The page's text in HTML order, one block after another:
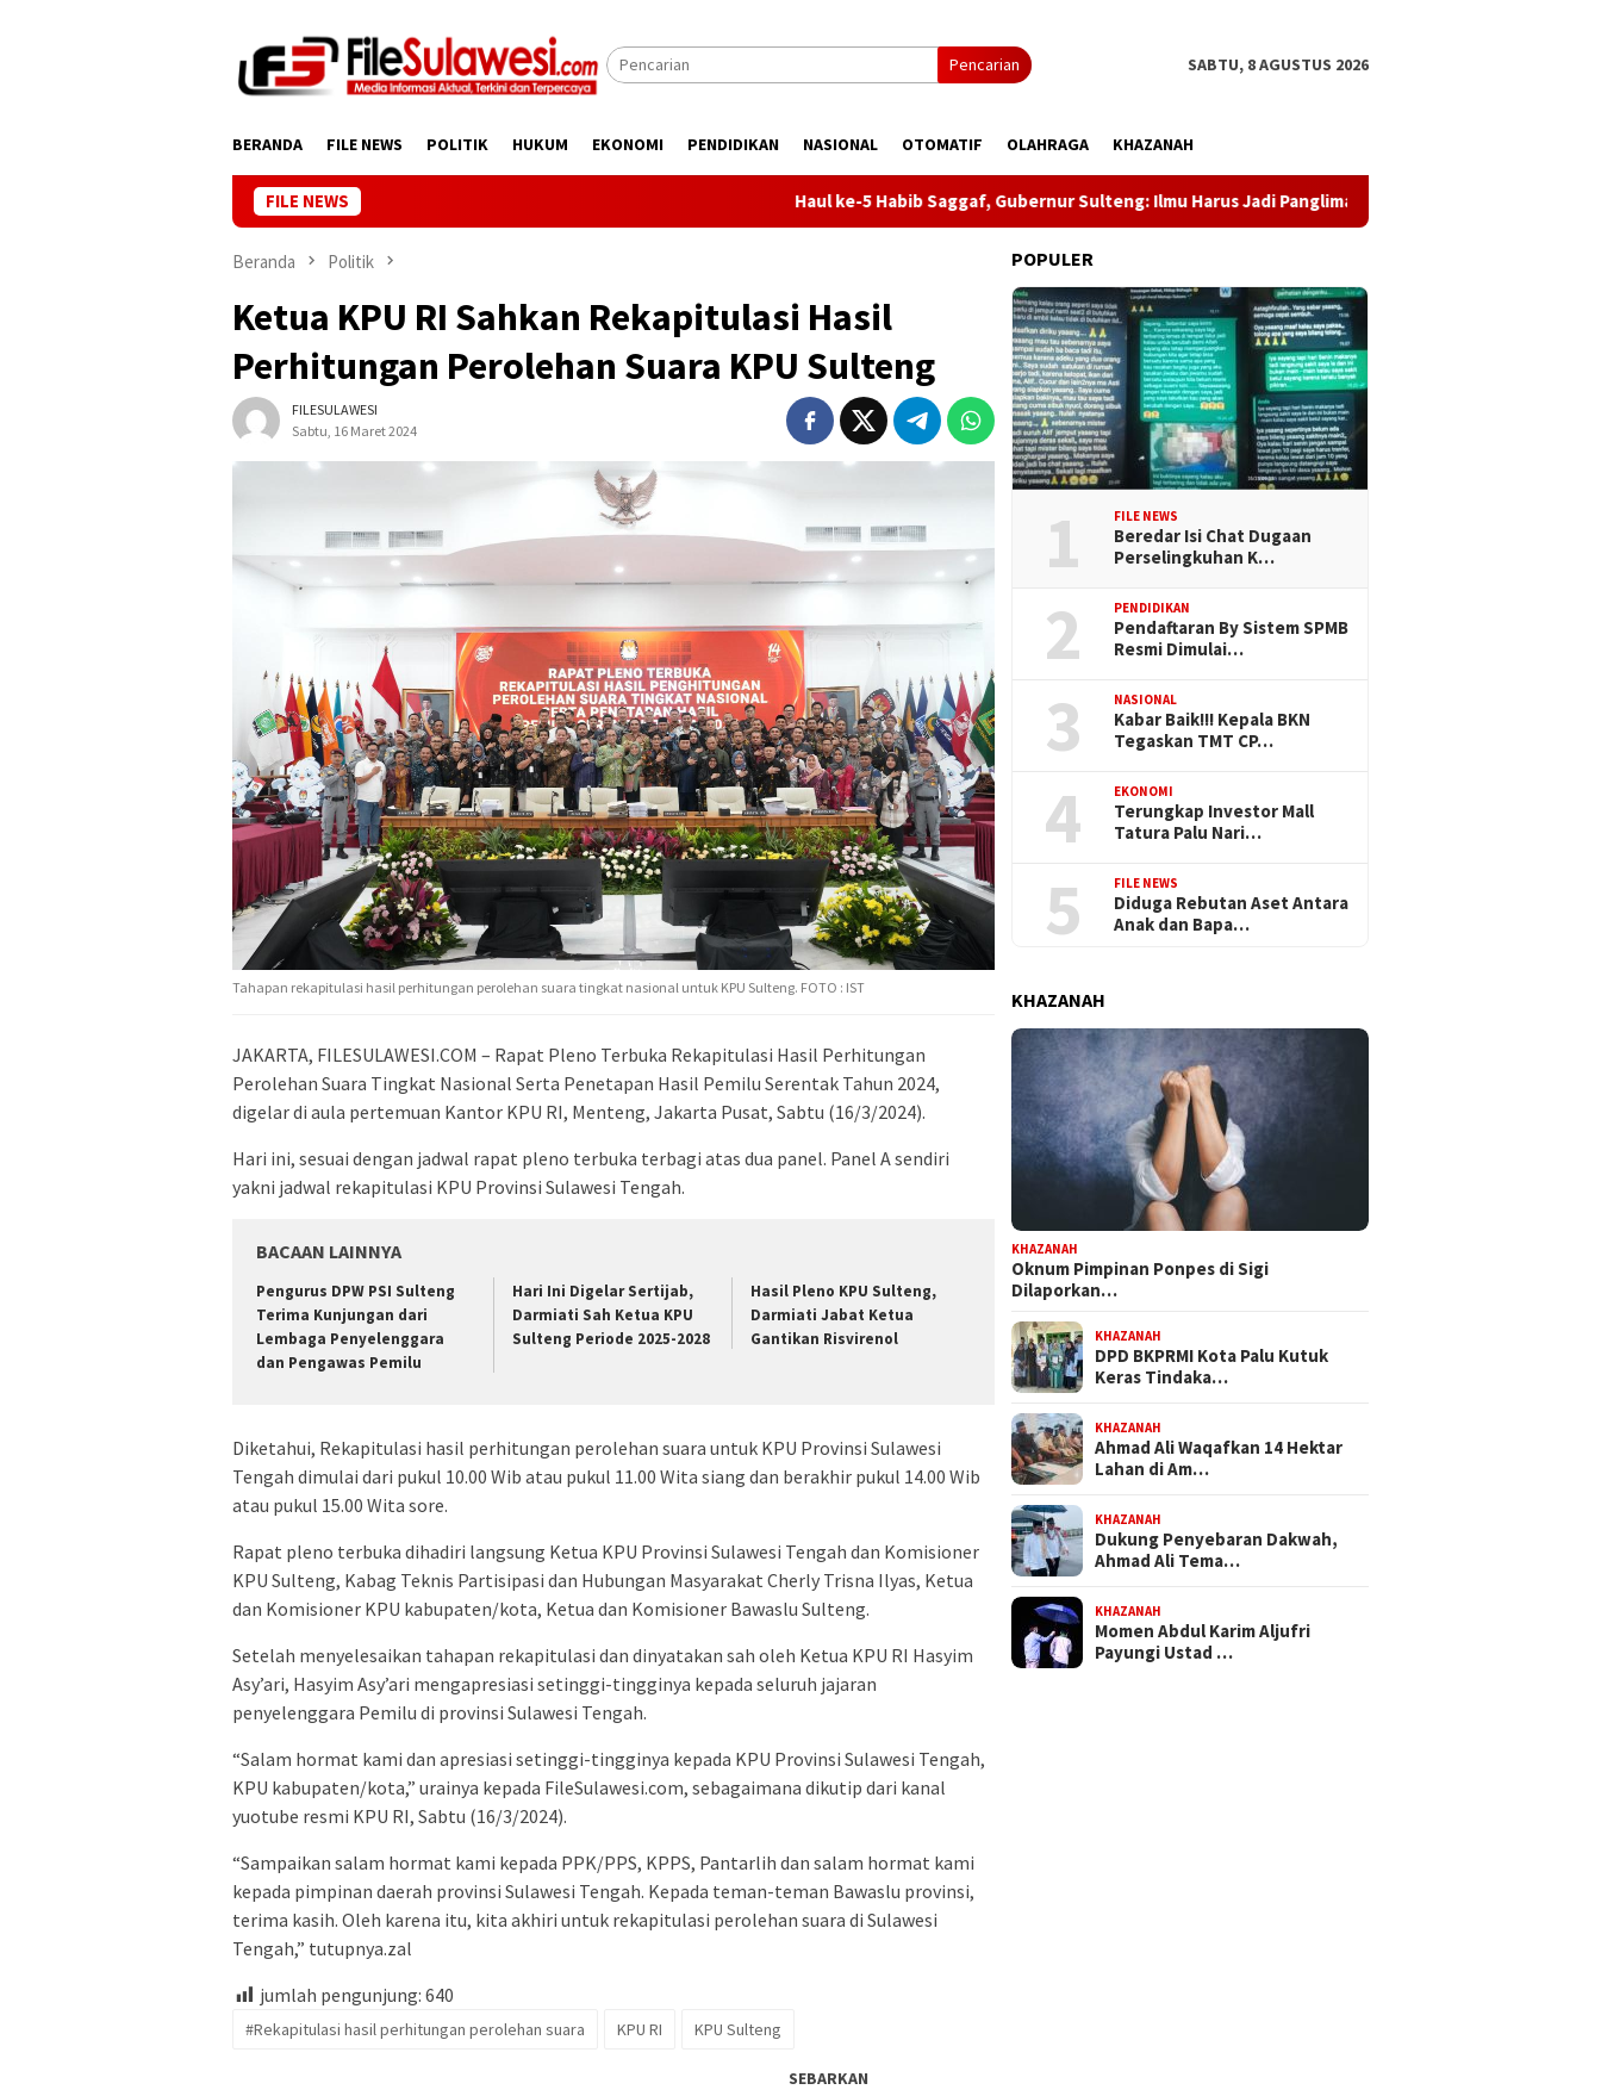
Pencarian SABTU, 8 AGUSTUS 2026
BERANDA FILE NEWS POLITIK HUKUM EKONOMI PENDIDIKAN NASIONAL OTOMATIF OLAHRAGA KHAZANAH
FILE NEWS Haul ke-5 Habib Saggaf, Gubernur Sulteng: Ilmu Harus Jadi Panglima Kehidupan
Beranda Politik
Ketua KPU RI Sahkan Rekapitulasi Hasil
Perhitungan Perolehan Suara KPU Sulteng
FILESULAWESI
Sabtu, 16 Maret 2024
Tahapan rekapitulasi hasil perhitungan perolehan suara tingkat nasional untuk KPU Sulteng. FOTO : IST
JAKARTA, FILESULAWESI.COM – Rapat Pleno Terbuka Rekapitulasi Hasil Perhitungan
Perolehan Suara Tingkat Nasional Serta Penetapan Hasil Pemilu Serentak Tahun 2024,
digelar di aula pertemuan Kantor KPU RI, Menteng, Jakarta Pusat, Sabtu (16/3/2024).
Hari ini, sesuai dengan jadwal rapat pleno terbuka terbagi atas dua panel. Panel A sendiri
yakni jadwal rekapitulasi KPU Provinsi Sulawesi Tengah.
BACAAN LAINNYA
Pengurus DPW PSI Sulteng
Terima Kunjungan dari
Lembaga Penyelenggara
dan Pengawas Pemilu
Hari Ini Digelar Sertijab,
Darmiati Sah Ketua KPU
Sulteng Periode 2025-2028
Hasil Pleno KPU Sulteng,
Darmiati Jabat Ketua
Gantikan Risvirenol
Diketahui, Rekapitulasi hasil perhitungan perolehan suara untuk KPU Provinsi Sulawesi
Tengah dimulai dari pukul 10.00 Wib atau pukul 11.00 Wita siang dan berakhir pukul 14.00 Wib
atau pukul 15.00 Wita sore.
Rapat pleno terbuka dihadiri langsung Ketua KPU Provinsi Sulawesi Tengah dan Komisioner
KPU Sulteng, Kabag Teknis Partisipasi dan Hubungan Masyarakat Cherly Trisna Ilyas, Ketua
dan Komisioner KPU kabupaten/kota, Ketua dan Komisioner Bawaslu Sulteng.
Setelah menyelesaikan tahapan rekapitulasi dan dinyatakan sah oleh Ketua KPU RI Hasyim
Asy’ari, Hasyim Asy’ari mengapresiasi setinggi-tingginya kepada seluruh jajaran
penyelenggara Pemilu di provinsi Sulawesi Tengah.
“Salam hormat kami dan apresiasi setinggi-tingginya kepada KPU Provinsi Sulawesi Tengah,
KPU kabupaten/kota,” urainya kepada FileSulawesi.com, sebagaimana dikutip dari kanal
yuotube resmi KPU RI, Sabtu (16/3/2024).
“Sampaikan salam hormat kami kepada PPK/PPS, KPPS, Pantarlih dan salam hormat kami
kepada pimpinan daerah provinsi Sulawesi Tengah. Kepada teman-teman Bawaslu provinsi,
terima kasih. Oleh karena itu, kita akhiri untuk rekapitulasi perolehan suara di Sulawesi
Tengah,” tutupnya.zal
jumlah pengunjung: 640
#Rekapitulasi hasil perhitungan perolehan suara KPU RI KPU Sulteng
SEBARKAN
POPULER
1 FILE NEWS
Beredar Isi Chat Dugaan
Perselingkuhan K…
2 PENDIDIKAN
Pendaftaran By Sistem SPMB
Resmi Dimulai…
3 NASIONAL
Kabar Baik!!! Kepala BKN
Tegaskan TMT CP…
4 EKONOMI
Terungkap Investor Mall
Tatura Palu Nari…
5 FILE NEWS
Diduga Rebutan Aset Antara
Anak dan Bapa…
KHAZANAH
KHAZANAH
Oknum Pimpinan Ponpes di Sigi
Dilaporkan…
KHAZANAH
DPD BKPRMI Kota Palu Kutuk
Keras Tindaka…
KHAZANAH
Ahmad Ali Waqafkan 14 Hektar
Lahan di Am…
KHAZANAH
Dukung Penyebaran Dakwah,
Ahmad Ali Tema…
KHAZANAH
Momen Abdul Karim Aljufri
Payungi Ustad …